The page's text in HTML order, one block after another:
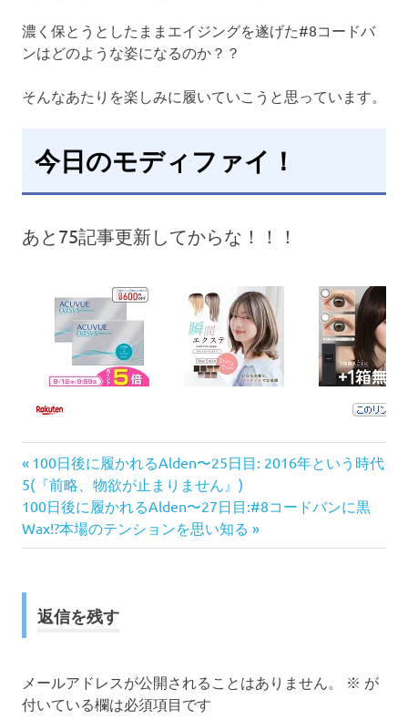
濃く保とうとしたままエイジングを遂げた#8コードバ
ンはどのような姿になるのか？？
そんなあたりを楽しみに履いていこうと思っています。
今日のモディファイ！
あと75記事更新してからな！！！
投
稿
ナ
ビ
ゲ
シ
前
の
記
事:
100日後に履かれるAlden〜25日目: 2016年という時代
5(『前略、物欲が止まりません』)
次
の
記
100日後に履かれるAlden〜27日目:#8コードバンに黒
Wax!?本場のテンションを思い知る
返信を残す
メールアドレスが公開されることはありません。 ※ が
付いている欄は必須項目です